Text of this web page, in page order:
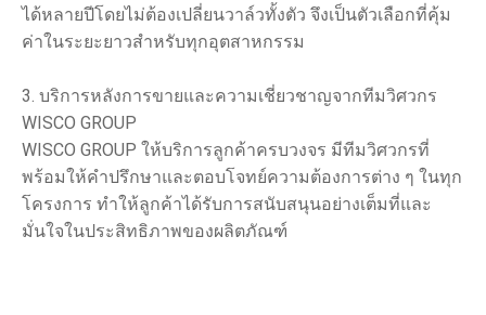
ได้หลายปีโดยไม่ต้องเปลี่ยนวาล์วทั้งตัว จึงเป็นตัวเลือกที่คุ้ม
ค่าในระยะยาวสำหรับทุกอุตสาหกรรม
3. บริการหลังการขายและความเชี่ยวชาญจากทีมวิศวกร
WISCO GROUP
WISCO GROUP ให้บริการลูกค้าครบวงจร มีทีมวิศวกรที่
พร้อมให้คำปรึกษาและตอบโจทย์ความต้องการต่าง ๆ ในทุก
โครงการ ทำให้ลูกค้าได้รับการสนับสนุนอย่างเต็มที่และ
มั่นใจในประสิทธิภาพของผลิตภัณฑ์